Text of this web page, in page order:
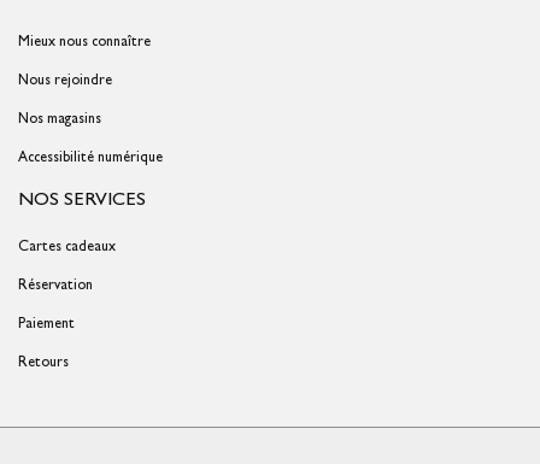
Mieux nous connaître
Nous rejoindre
Nos magasins
Accessibilité numérique
NOS SERVICES
Cartes cadeaux
Réservation
Paiement
Retours